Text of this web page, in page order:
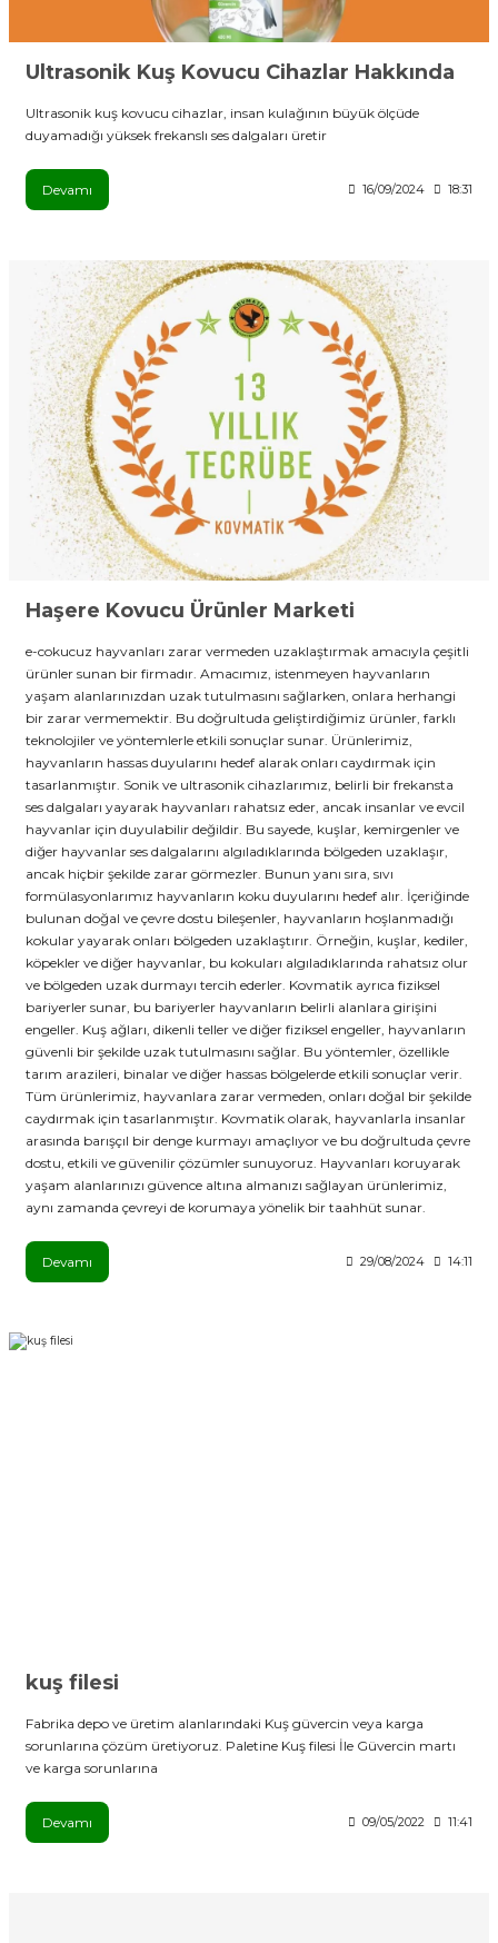
Ultrasonik Kuş Kovucu Cihazlar Hakkında
Ultrasonik kuş kovucu cihazlar, insan kulağının büyük ölçüde
duyamadığı yüksek frekanslı ses dalgaları üretir
Devamı 16/09/2024 18:31
Haşere Kovucu Ürünler Marketi
e-cokucuz hayvanları zarar vermeden uzaklaştırmak amacıyla çeşitli
ürünler sunan bir firmadır. Amacımız, istenmeyen hayvanların
yaşam alanlarınızdan uzak tutulmasını sağlarken, onlara herhangi
bir zarar vermemektir. Bu doğrultuda geliştirdiğimiz ürünler, farklı
teknolojiler ve yöntemlerle etkili sonuçlar sunar. Ürünlerimiz,
hayvanların hassas duyularını hedef alarak onları caydırmak için
tasarlanmıştır. Sonik ve ultrasonik cihazlarımız, belirli bir frekansta
ses dalgaları yayarak hayvanları rahatsız eder, ancak insanlar ve evcil
hayvanlar için duyulabilir değildir. Bu sayede, kuşlar, kemirgenler ve
diğer hayvanlar ses dalgalarını algıladıklarında bölgeden uzaklaşır,
ancak hiçbir şekilde zarar görmezler. Bunun yanı sıra, sıvı
formülasyonlarımız hayvanların koku duyularını hedef alır. İçeriğinde
bulunan doğal ve çevre dostu bileşenler, hayvanların hoşlanmadığı
kokular yayarak onları bölgeden uzaklaştırır. Örneğin, kuşlar, kediler,
köpekler ve diğer hayvanlar, bu kokuları algıladıklarında rahatsız olur
ve bölgeden uzak durmayı tercih ederler. Kovmatik ayrıca fiziksel
bariyerler sunar, bu bariyerler hayvanların belirli alanlara girişini
engeller. Kuş ağları, dikenli teller ve diğer fiziksel engeller, hayvanların
güvenli bir şekilde uzak tutulmasını sağlar. Bu yöntemler, özellikle
tarım arazileri, binalar ve diğer hassas bölgelerde etkili sonuçlar verir.
Tüm ürünlerimiz, hayvanlara zarar vermeden, onları doğal bir şekilde
caydırmak için tasarlanmıştır. Kovmatik olarak, hayvanlarla insanlar
arasında barışçıl bir denge kurmayı amaçlıyor ve bu doğrultuda çevre
dostu, etkili ve güvenilir çözümler sunuyoruz. Hayvanları koruyarak
yaşam alanlarınızı güvence altına almanızı sağlayan ürünlerimiz,
aynı zamanda çevreyi de korumaya yönelik bir taahhüt sunar.
Devamı 29/08/2024 14:11
kuş filesi
Fabrika depo ve üretim alanlarındaki Kuş güvercin veya karga
sorunlarına çözüm üretiyoruz. Paletine Kuş filesi İle Güvercin martı
ve karga sorunlarına
Devamı 09/05/2022 11:41